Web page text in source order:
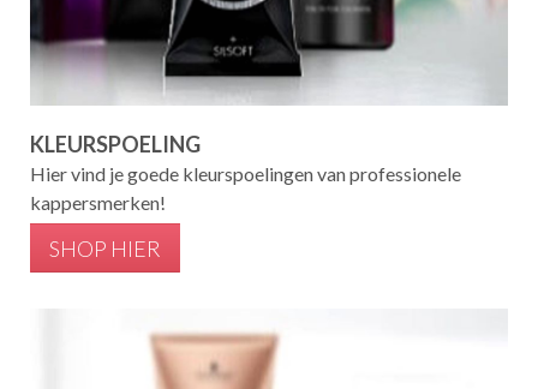
KLEURSPOELING
Hier vind je goede kleurspoelingen van professionele
kappersmerken!
SHOP HIER